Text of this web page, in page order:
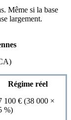
Même si la base
largement.
Régime réel
100 € (38 000 ×
%)